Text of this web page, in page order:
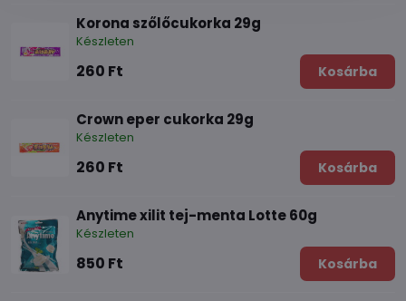
Korona szőlőcukorka 29g
Készleten
260 Ft Kosárba
Crown eper cukorka 29g
Készleten
260 Ft Kosárba
Anytime xilit tej-menta Lotte 60g
Készleten
850 Ft Kosárba